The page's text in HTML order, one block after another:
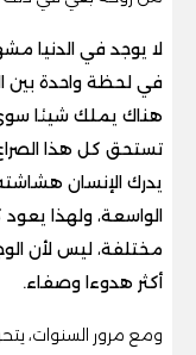
لا يوجد في الدنيا
في لحظة واحدة بين
هناك يملك شيئا سوى
تستحق كل هذا
يدرك الإنسان
الواسعة، ولهذا
مختلفة، ليس لأن
أكثر هدوءا وصفاء.
ومع مرور السنوات،